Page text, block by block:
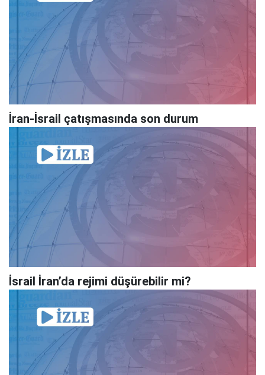
İran-İsrail çatışmasında son durum
İsrail İran’da rejimi düşürebilir mi?